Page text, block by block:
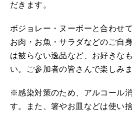
だきます。
ボジョレー・ヌーボーと合わせ
お肉・お魚・サラダなどのご自
は被らない逸品など、お好きな
い。ご参加者の皆さんで楽しみま
※感染対策のため、アルコール
す。また、箸やお皿などは使い